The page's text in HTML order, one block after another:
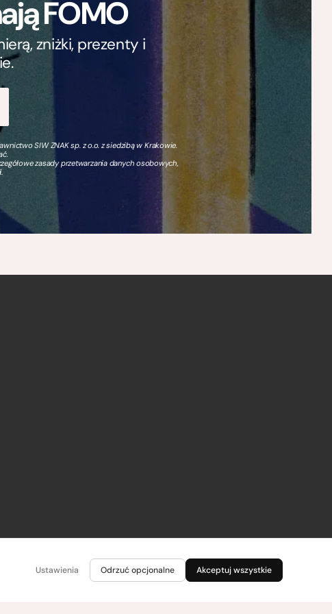
FOMO
zniżki, prezenty i
SIW ZNAK sp. z o.o. z siedzibą w Krakowie.
zasady przetwarzania danych osobowych,
.
Ustawienia Odrzuć opcjonalne Akceptuj wszystkie